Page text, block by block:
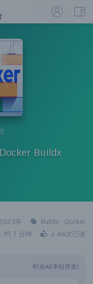
Buildx
年 Buildx · Docker
约 7 分钟
2.4w次已读
时光AI(本站开发)